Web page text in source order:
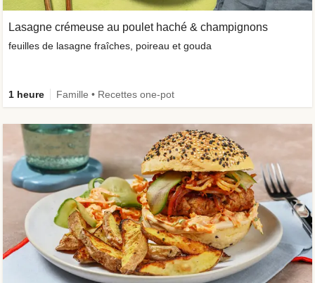
Lasagne crémeuse au poulet haché & champignons
feuilles de lasagne fraîches, poireau et gouda
1 heure Famille • Recettes one-pot